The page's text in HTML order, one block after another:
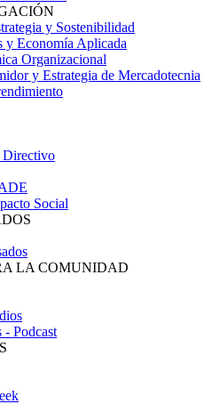
y Sostenibilidad
y Economía Aplicada
Organizacional
y Estrategia de Mercadotecnia
Directivo
Social
LA COMUNIDAD
Podcast